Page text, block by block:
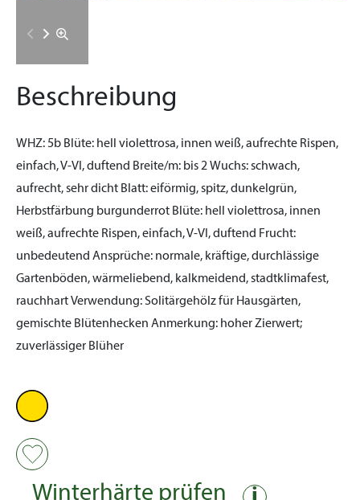
Beschreibung
WHZ:5b Blüte: hell violettrosa, innen weiß, aufrechte Rispen,
einfach, V-VI, duftend Breite/m: bis 2Wuchs:schwach,
aufrecht, sehr dicht Blatt:eiförmig, spitz, dunkelgrün,
Herbstfärbung burgunderrot Blüte: hell violettrosa, innen
weiß, aufrechte Rispen, einfach, V-VI, duftend Frucht:
unbedeutend Ansprüche: normale, kräftige, durchlässige
Gartenböden, wärmeliebend, kalkmeidend, stadtklimafest,
rauchhartVerwendung:Solitärgehölz für Hausgärten,
gemischte Blütenhecken Anmerkung: hoher Zierwert;
zuverlässiger Blüher
Winterhärte prüfen